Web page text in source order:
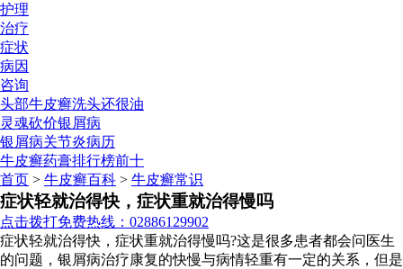
护理
治疗
症状
病因
咨询
头部牛皮癣洗头还很油
灵魂砍价银屑病
银屑病关节炎病历
牛皮癣药膏排行榜前十
首页 > 牛皮癣百科 > 牛皮癣常识
症状轻就治得快，症状重就治得慢吗
点击拨打免费热线：02886129902
症状轻就治得快，症状重就治得慢吗?这是很多患者都会问医生
的问题，银屑病治疗康复的快慢与病情轻重有一定的关系，但是